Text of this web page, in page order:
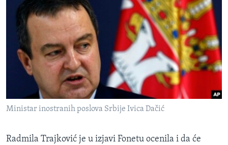
Ministar inostranih poslova Srbije Ivica Dačić
Radmila Trajković je u izjavi Fonetu ocenila i da će